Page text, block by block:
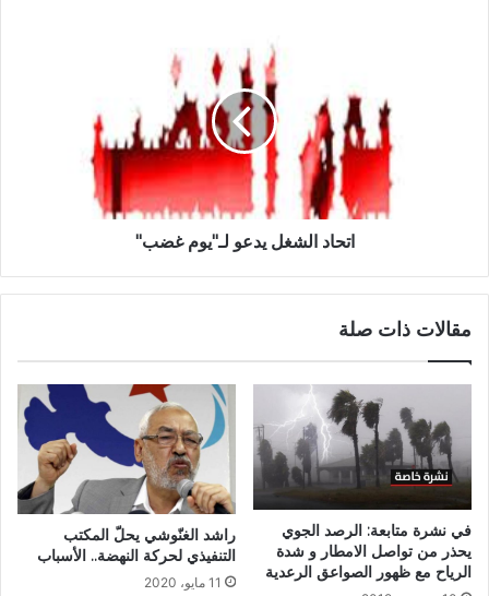
اتحاد الشغل يدعو لـ"يوم غضب"
مقالات ذات صلة
في نشرة متابعة: الرصد الجوي
يحذر من تواصل الامطار و شدة
الرياح مع ظهور الصواعق الرعدية
راشد الغنّوشي يحلّ المكتب
التنفيذي لحركة النهضة.. الأسباب
11 مايو، 2020